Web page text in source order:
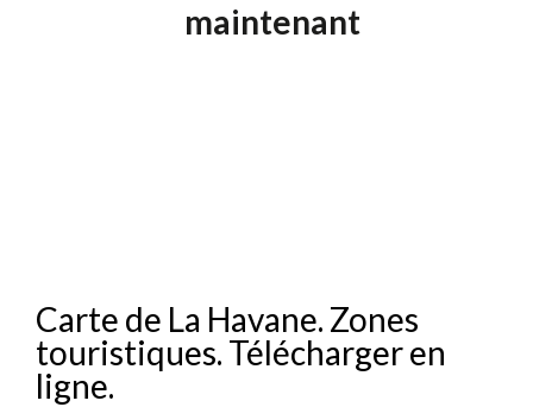
maintenant
Carte de La Havane. Zones
touristiques. Télécharger en
ligne.